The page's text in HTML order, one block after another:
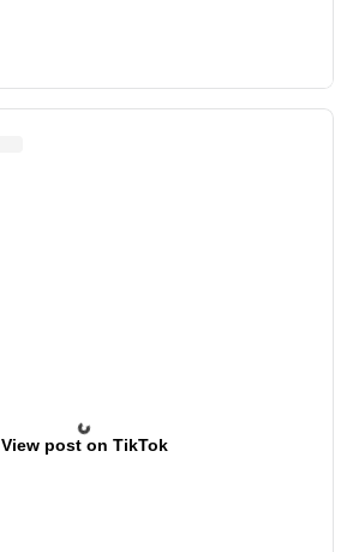
View post on TikTok